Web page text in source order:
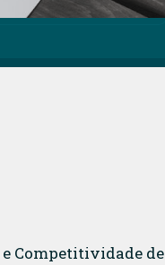
Competitividade de